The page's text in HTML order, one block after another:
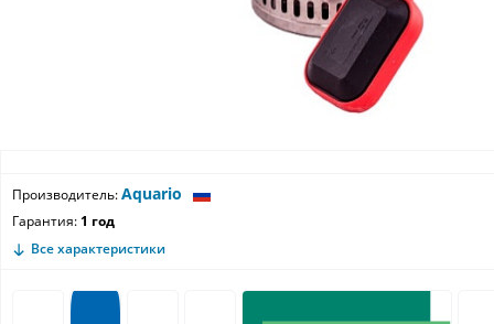
Производитель:Aquario
Гарантия: 1 год
Все характеристики